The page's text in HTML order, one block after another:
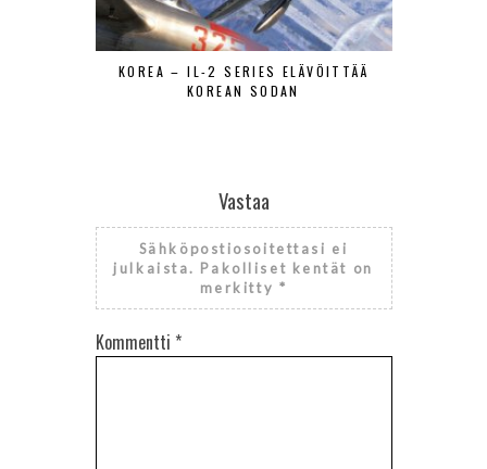
KOREA – IL-2 SERIES ELÄVÖITTÄÄ
KOREAN SODAN
Vastaa
Sähköpostiosoitettasi ei
julkaista. Pakolliset kentät on
merkitty *
Kommentti *